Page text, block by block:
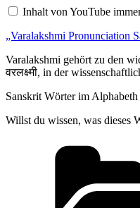
Vara
von
anzeigen
Inhalt von YouTube
„Varalakshmi Pronunciation
Varalakshmi gehört zu den
वरलक्ष्मी, in der
Sanskrit Wörter im
Willst du wissen, was dieses